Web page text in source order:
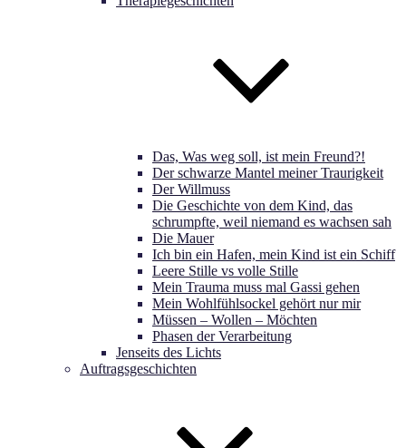
Das, Was weg soll, ist mein Freund?!
Der schwarze Mantel meiner Traurigkeit
Der Willmuss
Die Geschichte von dem Kind, das
schrumpfte, weil niemand es wachsen sah
Die Mauer
Ich bin ein Hafen, mein Kind ist ein Schiff
Leere Stille vs volle Stille
Mein Trauma muss mal Gassi gehen
Mein Wohlfühlsockel gehört nur mir
Müssen – Wollen – Möchten
Phasen der Verarbeitung
Jenseits des Lichts
Auftragsgeschichten